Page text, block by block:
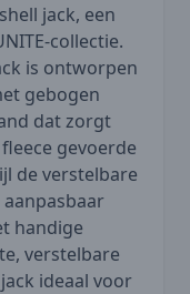
jack, een
collectie.
is ontworpen
gebogen
dat zorgt
gevoerde
de verstelbare
handige
verstelbare
ideaal voor